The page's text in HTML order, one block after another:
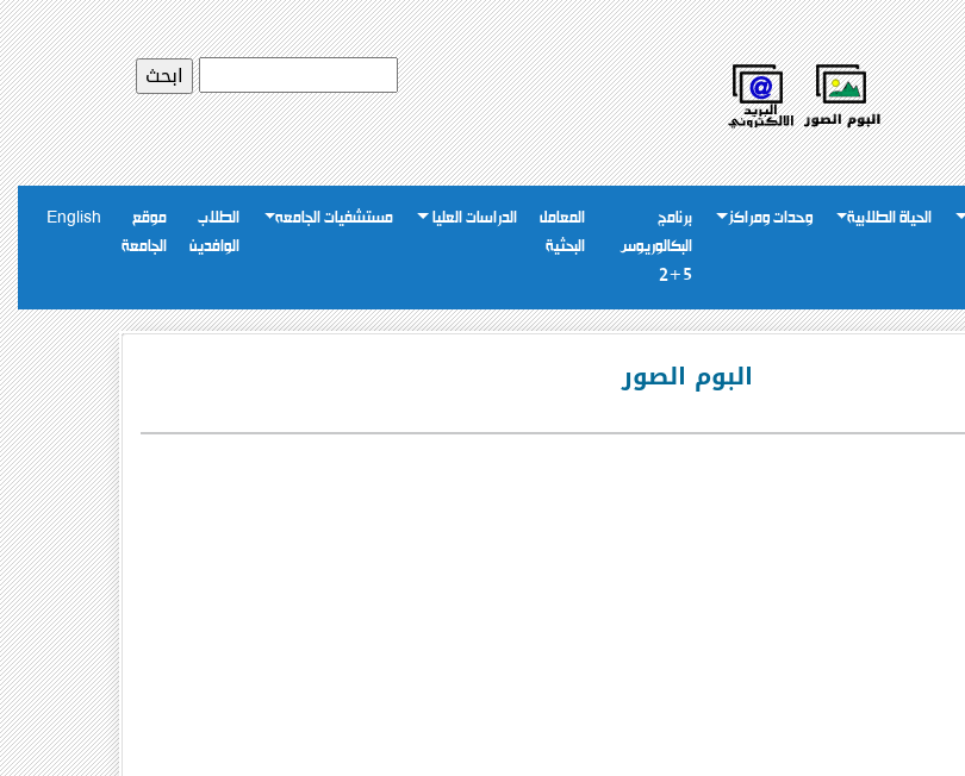
الحياة الطلابية وحدات ومراكز
برنامج
البكالوريوس
5+2
المعامل
البحثية
الدراسات العليا مستشفيات الجامعه
الطلاب
الوافدين
موقع
الجامعة
English
البوم الصور